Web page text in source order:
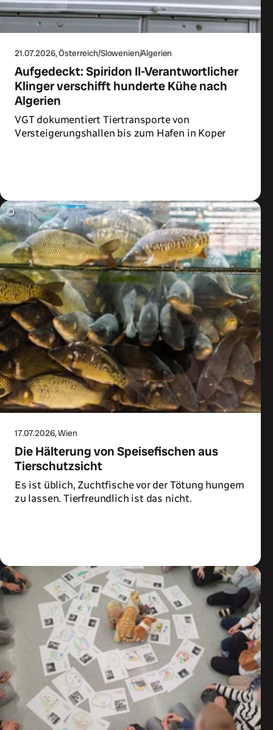
21.07.2026, Österreich/Slowenien/Algerien
Aufgedeckt: Spiridon II-Verantwortlicher
Klinger verschifft hunderte Kühe nach
Algerien
VGT dokumentiert Tiertransporte von
Versteigerungshallen bis zum Hafen in Koper
©
17.07.2026, Wien
Die Hälterung von Speisefischen aus
Tierschutzsicht
Es ist üblich, Zuchtfische vor der Tötung hungern
zu lassen. Tierfreundlich ist das nicht.